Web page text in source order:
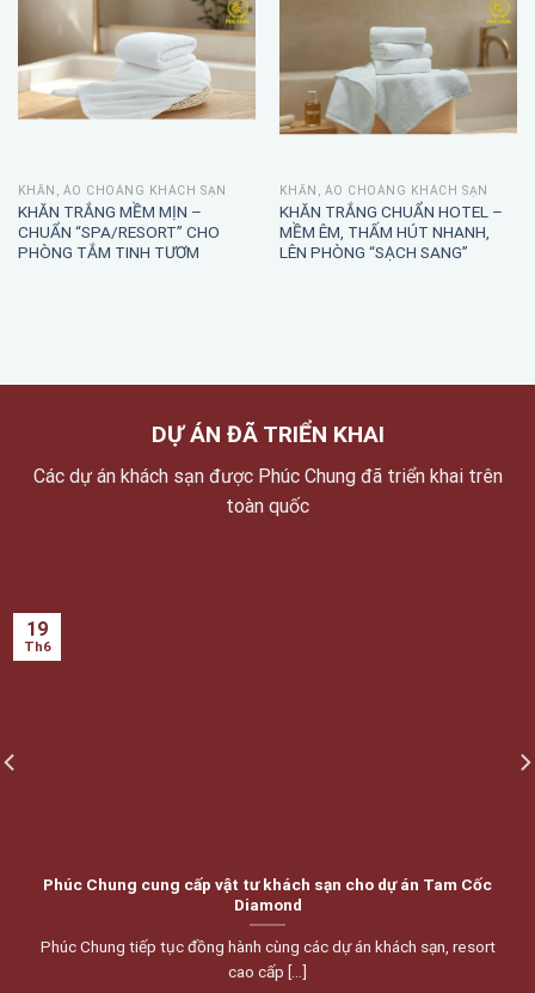
KHĂN, ÁO CHOÀNG KHÁCH SẠN
KHĂN TRẮNG MỀM MỊN –
CHUẨN “SPA/RESORT” CHO
PHÒNG TẮM TINH TƯƠM
KHĂN, ÁO CHOÀNG KHÁCH SẠN
KHĂN TRẮNG CHUẨN HOTEL –
MỀM ÊM, THẤM HÚT NHANH,
LÊN PHÒNG “SẠCH SANG”
DỰ ÁN ĐÃ TRIỂN KHAI
Các dự án khách sạn được Phúc Chung đã triển khai trên
toàn quốc
Phúc Chung cung cấp vật tư khách sạn cho dự án Tam Cốc
Diamond
Phúc Chung tiếp tục đồng hành cùng các dự án khách sạn, resort
cao cấp [...]
19
Th6